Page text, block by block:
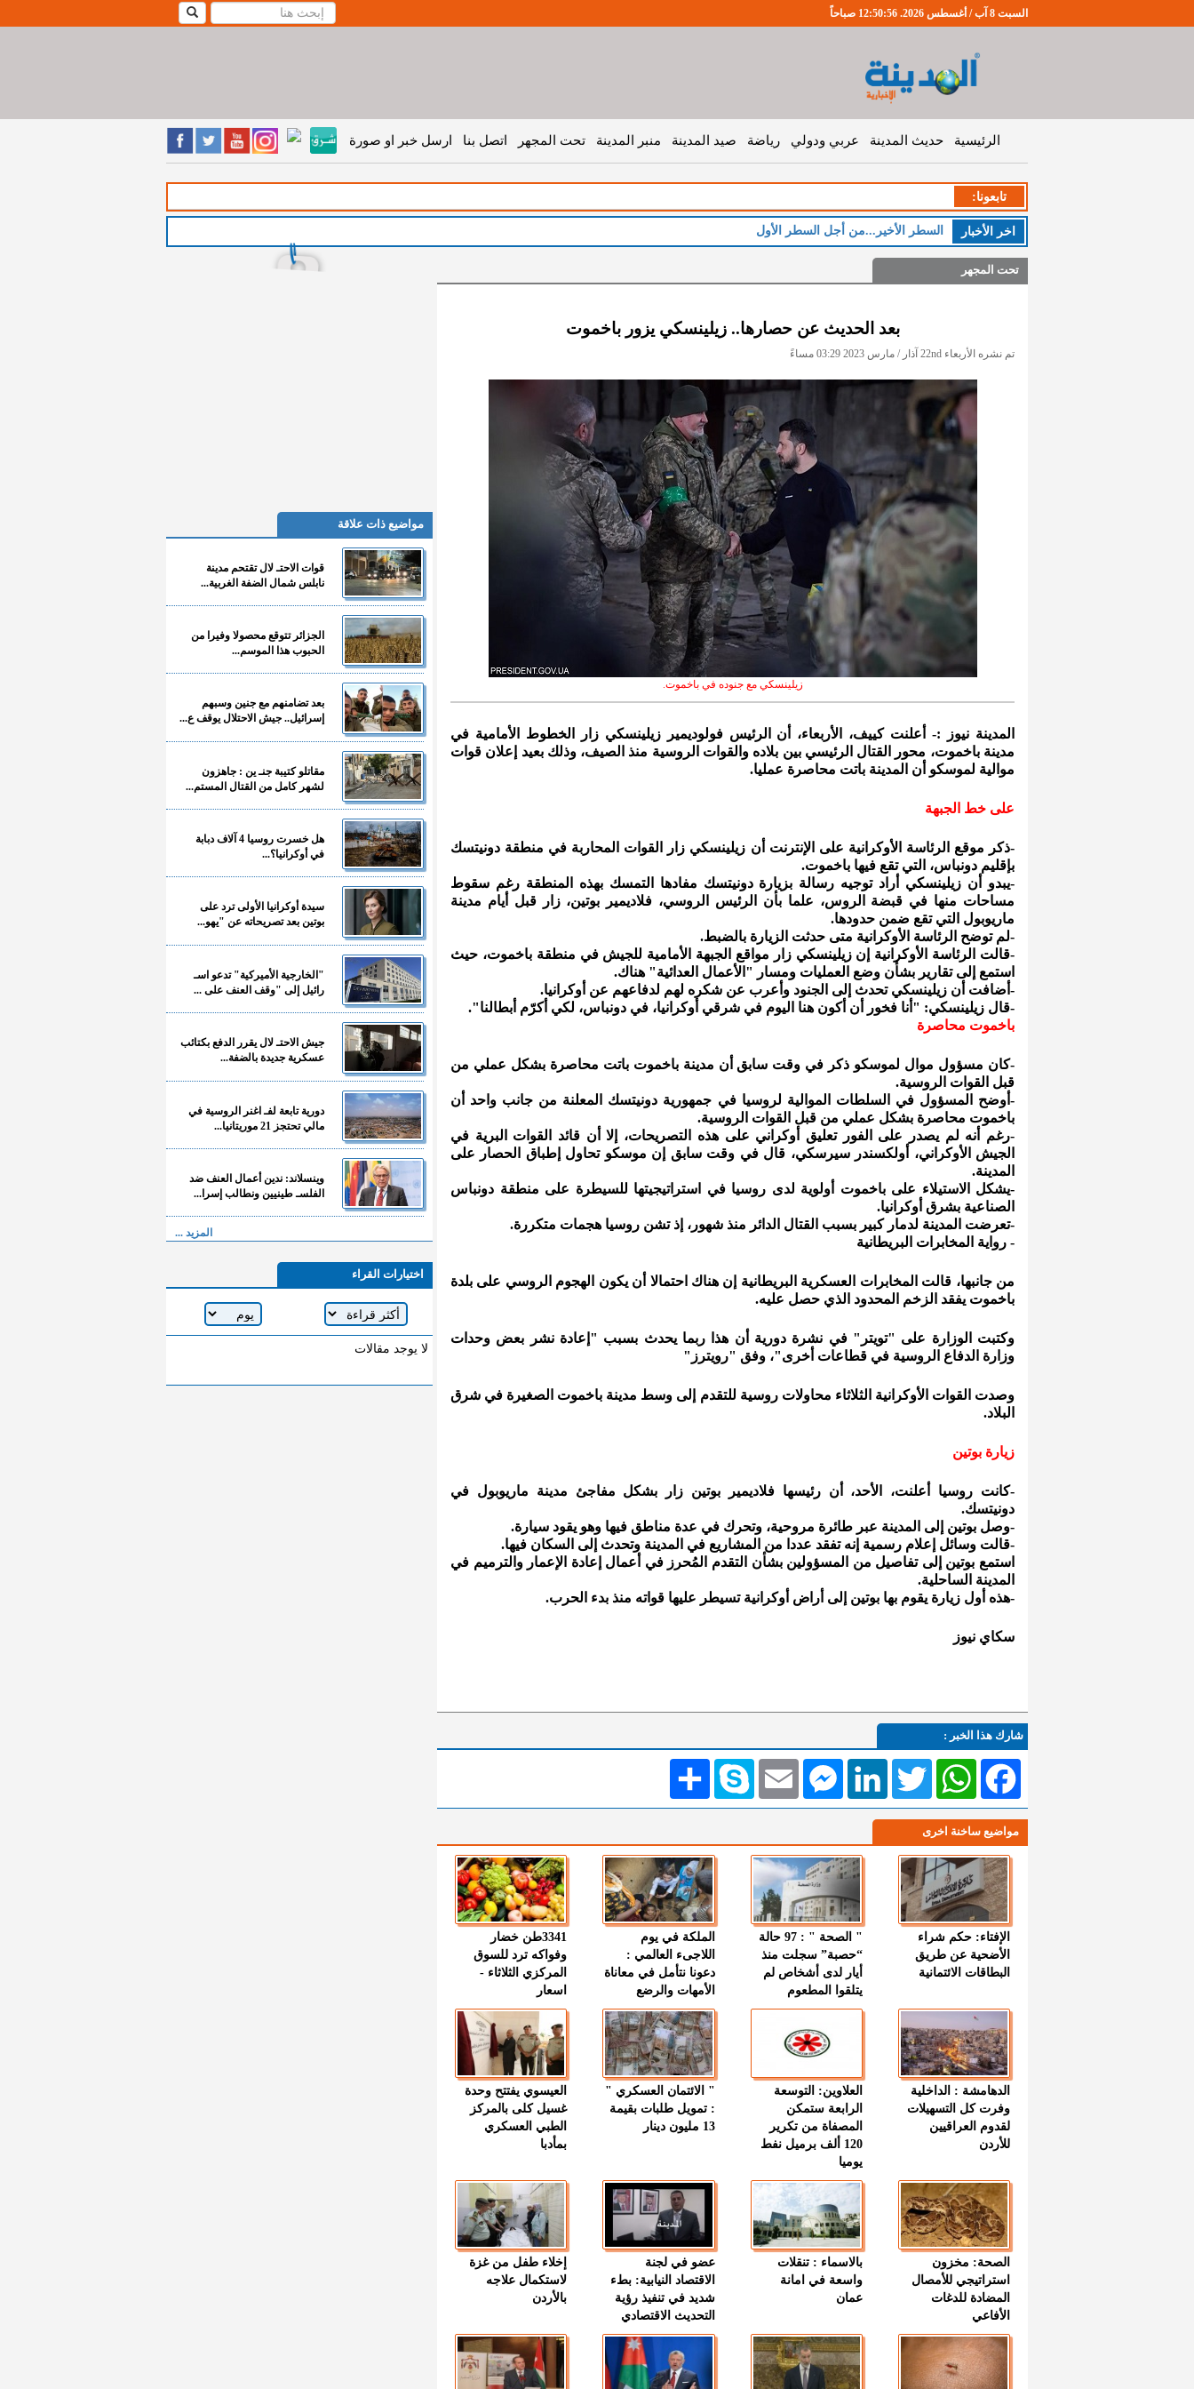
السبت 8 آب / أغسطس 2026. 12:50:57 صباحاً
الرئيسية حديث المدينة عربي ودولي رياضة صيد المدينة منبر المدينة تحت المجهر اتصل بنا ارسل خبر او صورة
تابعونا:
اخر اﻷخبار السطر الأخير...من أجل السطر الأول
تحت المجهر
بعد الحديث عن حصارها.. زيلينسكي يزور باخموت
تم نشره الأربعاء 22nd آذار / مارس 2023 03:29 مساءً
زيلينسكي مع جنوده في باخموت.
المدينة نيوز :- أعلنت كييف، الأربعاء، أن الرئيس فولوديمير زيلينسكي زار الخطوط الأمامية في
مدينة باخموت، محور القتال الرئيسي بين بلاده والقوات الروسية منذ الصيف، وذلك بعيد إعلان قوات
موالية لموسكو أن المدينة باتت محاصرة عمليا.
على خط الجبهة
-ذكر موقع الرئاسة الأوكرانية على الإنترنت أن زيلينسكي زار القوات المحاربة في منطقة دونيتسك
بإقليم دونباس، التي تقع فيها باخموت.
-يبدو أن زيلينسكي أراد توجيه رسالة بزيارة دونيتسك مفادها التمسك بهذه المنطقة رغم سقوط
مساحات منها في قبضة الروس، علما بأن الرئيس الروسي، فلاديمير بوتين، زار قبل أيام مدينة
ماريوبول التي تقع ضمن حدودها.
-لم توضح الرئاسة الأوكرانية متى حدثت الزيارة بالضبط.
-قالت الرئاسة الأوكرانية إن زيلينسكي زار مواقع الجبهة الأمامية للجيش في منطقة باخموت، حيث
استمع إلى تقارير بشأن وضع العمليات ومسار "الأعمال العدائية" هناك.
-أضافت أن زيلينسكي تحدث إلى الجنود وأعرب عن شكره لهم لدفاعهم عن أوكرانيا.
-قال زيلينسكي: "أنا فخور أن أكون هنا اليوم في شرقي أوكرانيا، في دونباس، لكي أكرّم أبطالنا".
باخموت محاصرة
-كان مسؤول موال لموسكو ذكر في وقت سابق أن مدينة باخموت باتت محاصرة بشكل عملي من
قبل القوات الروسية.
-أوضح المسؤول في السلطات الموالية لروسيا في جمهورية دونيتسك المعلنة من جانب واحد أن
باخموت محاصرة بشكل عملي من قبل القوات الروسية.
-رغم أنه لم يصدر على الفور تعليق أوكراني على هذه التصريحات، إلا أن قائد القوات البرية في
الجيش الأوكراني، أولكسندر سيرسكي، قال في وقت سابق إن موسكو تحاول إطباق الحصار على
المدينة.
-يشكل الاستيلاء على باخموت أولوية لدى روسيا في استراتيجيتها للسيطرة على منطقة دونباس
الصناعية بشرق أوكرانيا.
-تعرضت المدينة لدمار كبير بسبب القتال الدائر منذ شهور، إذ تشن روسيا هجمات متكررة.
- رواية المخابرات البريطانية
من جانبها، قالت المخابرات العسكرية البريطانية إن هناك احتمالا أن يكون الهجوم الروسي على بلدة
باخموت يفقد الزخم المحدود الذي حصل عليه.
وكتبت الوزارة على "تويتر" في نشرة دورية أن هذا ربما يحدث بسبب "إعادة نشر بعض وحدات
وزارة الدفاع الروسية في قطاعات أخرى"، وفق "رويترز"
وصدت القوات الأوكرانية الثلاثاء محاولات روسية للتقدم إلى وسط مدينة باخموت الصغيرة في شرق
البلاد.
زيارة بوتين
-كانت روسيا أعلنت، الأحد، أن رئيسها فلاديمير بوتين زار بشكل مفاجئ مدينة ماريوبول في
دونيتسك.
-وصل بوتين إلى المدينة عبر طائرة مروحية، وتحرك في عدة مناطق فيها وهو يقود سيارة.
-قالت وسائل إعلام رسمية إنه تفقد عددا من المشاريع في المدينة وتحدث إلى السكان فيها.
استمع بوتين إلى تفاصيل من المسؤولين بشأن التقدم المُحرز في أعمال إعادة الإعمار والترميم في
المدينة الساحلية.
-هذه أول زيارة يقوم بها بوتين إلى أراض أوكرانية تسيطر عليها قواته منذ بدء الحرب.
سكاي نيوز
شارك هذا الخبر :
انشر Skype EmailMessengerLinkedIn TwitterWhatsAppFacebook
مواضيع ساخنة اخرى
الإفتاء: حكم شراء
الأضحية عن طريق
البطاقات الائتمانية
" الصحة " : 97 حالة
“حصبة” سجلت منذ
أيار لدى أشخاص لم
يتلقوا المطعوم
الملكة في يوم
اللاجىء العالمي :
دعونا نتأمل في معاناة
الأمهات والرضع
3341طن خضار
وفواكه ترد للسوق
المركزي الثلاثاء -
اسعار
الدهامشة : الداخلية
وفرت كل التسهيلات
لقدوم العراقيين
للأردن
العلاوين: التوسعة
الرابعة ستمكن
المصفاة من تكرير
120 ألف برميل نفط
يوميا
" الائتمان العسكري "
: تمويل طلبات بقيمة
13 مليون دينار
العيسوي يفتتح وحدة
غسيل كلى بالمركز
الطبي العسكري
بمأدبا
الصحة: مخزون
استراتيجي للأمصال
المضادة للدغات
الأفاعي
بالاسماء : تنقلات
واسعة في امانة
عمان
عضو في لجنة
الاقتصاد النيابية: بطء
شديد في تنفيذ رؤية
التحديث الاقتصادي
إخلاء طفل من غزة
لاستكمال علاجه
بالأردن
مواضيع ذات علاقة
قوات الاحتـ لال تقتحم مدينة
نابلس شمال الضفة الغربية...
الجزائر تتوقع محصولا وفيرا من
الحبوب هذا الموسم...
بعد تضامنهم مع جنين وسبهم
إسرائيل.. جيش الاحتلال يوقف ع...
مقاتلو كتيبة جنـ ين : جاهزون
لشهر كامل من القتال المستم...
هل خسرت روسيا 4 آلاف دبابة
في أوكرانيا؟...
سيدة أوكرانيا الأولى ترد على
بوتين بعد تصريحاته عن "يهو...
"الخارجية الأميركية" تدعو اسـ
رائيل إلى "وقف العنف على ...
جيش الاحتـ لال يقرر الدفع بكتائب
عسكرية جديدة بالضفة...
دورية تابعة لفـ اغنر الروسية في
مالي تحتجز 21 موريتانيا...
وينسلاند: ندين أعمال العنف ضد
الفلسـ طينيين ونطالب إسرا...
المزيد ...
اختيارات القراء
لا يوجد مقالات